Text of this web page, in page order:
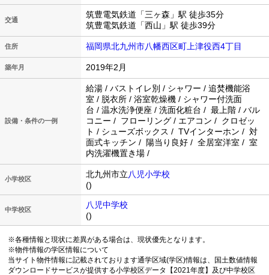
交通
筑豊電気鉄道「三ヶ森」駅 徒歩35分
筑豊電気鉄道「西山」駅 徒歩39分
住所 福岡県北九州市八幡西区町上津役西4丁目
築年月 2019年2月
設備・条件の一例
給湯 / バストイレ別 / シャワー / 追焚機能浴
室 / 脱衣所 / 浴室乾燥機 / シャワー付洗面
台 / 温水洗浄便座 / 洗面化粧台 / 最上階 / バル
コニー / フローリング / エアコン / クロゼッ
ト / シューズボックス / TVインターホン / 対
面式キッチン / 陽当り良好 / 全居室洋室 / 室
内洗濯機置き場 /
小学校区 北九州市立八児小学校
()
中学校区
八児中学校
()
※各種情報と現状に差異がある場合は、現状優先となります。
※物件情報の学区情報について
当サイト物件情報に記載されております通学区域(学区)情報は、国土数値情報
ダウンロードサービスが提供する小学校区データ【2021年度】及び中学校区